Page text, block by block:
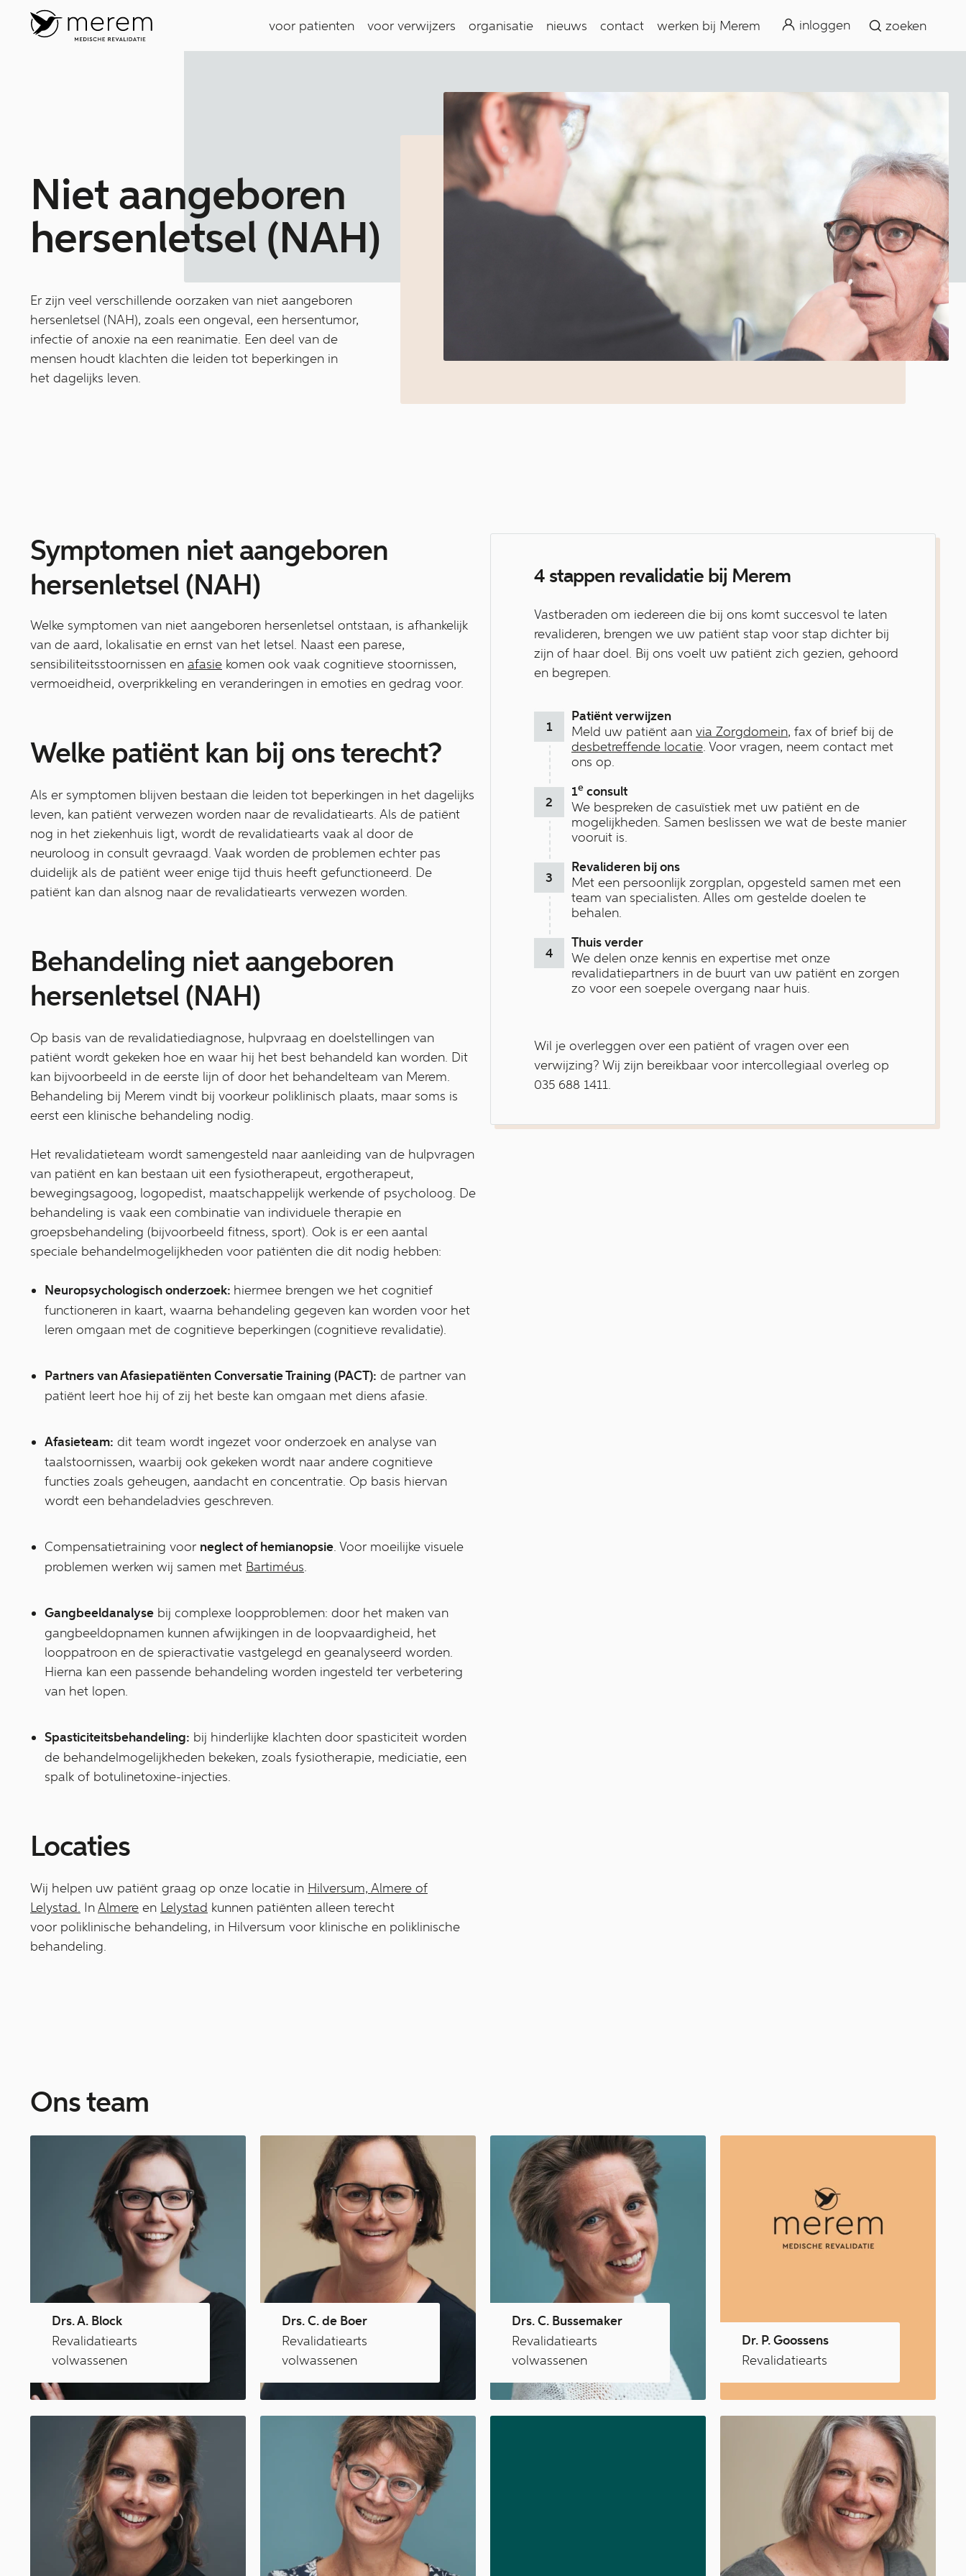
voor patienten voor verwijzers organisatie nieuws contact werken bij Merem inloggen zoeken
zoeken
Niet aangeboren
hersenletsel (NAH)
Er zijn veel verschillende oorzaken van niet aangeboren
hersenletsel (NAH), zoals een ongeval, een hersentumor,
infectie of anoxie na een reanimatie. Een deel van de
mensen houdt klachten die leiden tot beperkingen in
het dagelijks leven.
Symptomen niet aangeboren
hersenletsel (NAH)
Welke symptomen van niet aangeboren hersenletsel ontstaan, is afhankelijk
van de aard, lokalisatie en ernst van het letsel. Naast een parese,
sensibiliteitsstoornissen en afasie komen ook vaak cognitieve stoornissen,
vermoeidheid, overprikkeling en veranderingen in emoties en gedrag voor.
Welke patiënt kan bij ons terecht?
Als er symptomen blijven bestaan die leiden tot beperkingen in het dagelijks
leven, kan patiënt verwezen worden naar de revalidatiearts. Als de patiënt
nog in het ziekenhuis ligt, wordt de revalidatiearts vaak al door de
neuroloog in consult gevraagd. Vaak worden de problemen echter pas
duidelijk als de patiënt weer enige tijd thuis heeft gefunctioneerd. De
patiënt kan dan alsnog naar de revalidatiearts verwezen worden.
Behandeling niet aangeboren
hersenletsel (NAH)
Op basis van de revalidatiediagnose, hulpvraag en doelstellingen van
patiënt wordt gekeken hoe en waar hij het best behandeld kan worden. Dit
kan bijvoorbeeld in de eerste lijn of door het behandelteam van Merem.
Behandeling bij Merem vindt bij voorkeur poliklinisch plaats, maar soms is
eerst een klinische behandeling nodig.
Het revalidatieteam wordt samengesteld naar aanleiding van de hulpvragen
van patiënt en kan bestaan uit een fysiotherapeut, ergotherapeut,
bewegingsagoog, logopedist, maatschappelijk werkende of psycholoog. De
behandeling is vaak een combinatie van individuele therapie en
groepsbehandeling (bijvoorbeeld fitness, sport). Ook is er een aantal
speciale behandelmogelijkheden voor patiënten die dit nodig hebben:
Neuropsychologisch onderzoek: hiermee brengen we het cognitief
functioneren in kaart, waarna behandeling gegeven kan worden voor het
leren omgaan met de cognitieve beperkingen (cognitieve revalidatie).
Partners van Afasiepatiënten Conversatie Training (PACT): de partner van
patiënt leert hoe hij of zij het beste kan omgaan met diens afasie.
Afasieteam: dit team wordt ingezet voor onderzoek en analyse van
taalstoornissen, waarbij ook gekeken wordt naar andere cognitieve
functies zoals geheugen, aandacht en concentratie. Op basis hiervan
wordt een behandeladvies geschreven.
Compensatietraining voor neglect of hemianopsie . Voor moeilijke visuele
problemen werken wij samen met Bartiméus
Gangbeeldanalyse bij complexe loopproblemen: door het maken van
gangbeeldopnamen kunnen afwijkingen in de loopvaardigheid, het
looppatroon en de spieractivatie vastgelegd en geanalyseerd worden.
Hierna kan een passende behandeling worden ingesteld ter verbetering
van het lopen.
Spasticiteitsbehandeling: bij hinderlijke klachten door spasticiteit worden
de behandelmogelijkheden bekeken, zoals fysiotherapie, mediciatie, een
spalk of botulinetoxine-injecties.
Locaties
Wij helpen uw patiënt graag op onze locatie in Hilversum, Almere of
Lelystad. In Almere en Lelystad kunnen patiënten alleen terecht
voor poliklinische behandeling, in Hilversum voor klinische en poliklinische
behandeling.
4 stappen revalidatie bij Merem
Vastberaden om iedereen die bij ons komt succesvol te laten
revalideren, brengen we uw patiënt stap voor stap dichter bij
zijn of haar doel. Bij ons voelt uw patiënt zich gezien, gehoord
en begrepen.
Patiënt verwijzen
Meld uw patiënt aan via Zorgdomein, fax of brief bij de
desbetreffende locatie . Voor vragen, neem contact met
ons op.
1e consult
We bespreken de casuïstiek met uw patiënt en de
mogelijkheden. Samen beslissen we wat de beste manier
vooruit is.
Revalideren bij ons
Met een persoonlijk zorgplan, opgesteld samen met een
team van specialisten. Alles om gestelde doelen te
behalen.
Thuis verder
We delen onze kennis en expertise met onze
revalidatiepartners in de buurt van uw patiënt en zorgen
zo voor een soepele overgang naar huis.
Wil je overleggen over een patiënt of vragen over een
verwijzing? Wij zijn bereikbaar voor intercollegiaal overleg op
035 688 1411.
Ons team
Drs. A. Block
Revalidatiearts
volwassenen
Drs. C. de Boer
Revalidatiearts
volwassenen
Drs. C. Bussemaker
Revalidatiearts
volwassenen
Dr. P. Goossens
Revalidatiearts